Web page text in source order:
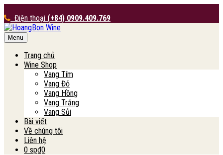
Điện thoại (+84) 0909.409.769
HoangBon Wine
Menu
Trang chủ
Wine Shop
Vang Tím
Vang Đỏ
Vang Hồng
Vang Trắng
Vang Sủi
Bài viết
Về chúng tôi
Liên hệ
0 sp₫0